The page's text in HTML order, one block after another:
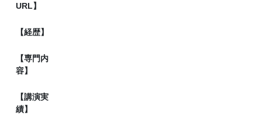
URL】
【経歴】
【専門内
容】
【講演実
績】